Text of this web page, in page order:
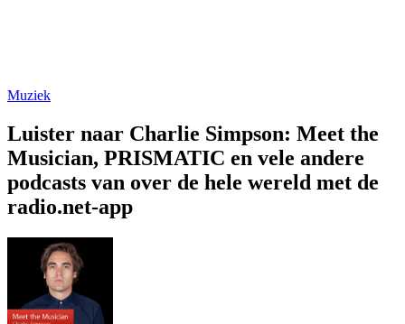
Muziek
Luister naar Charlie Simpson: Meet the
Musician, PRISMATIC en vele andere
podcasts van over de hele wereld met de
radio.net-app